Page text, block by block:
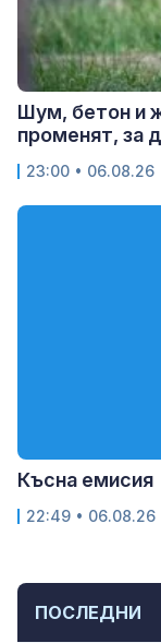
ПОСЛЕДНИ
Шум, бетон и
променят, за
23:00 • 06.08.26
Късна емисия
22:49 • 06.08.26